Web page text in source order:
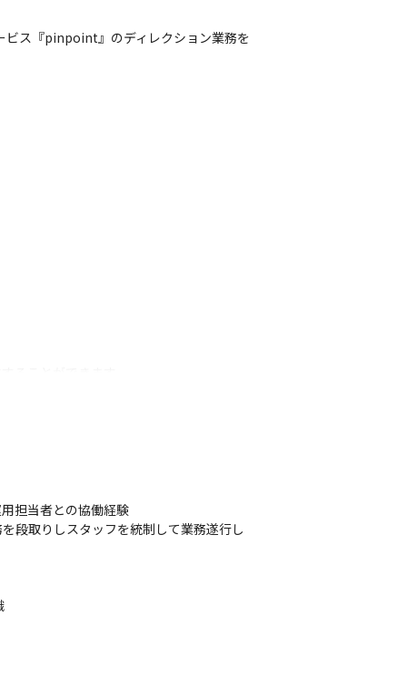
ビス『pinpoint』のディレクション業務を
担当者との協働経験
段取りしスタッフを統制して業務遂行し